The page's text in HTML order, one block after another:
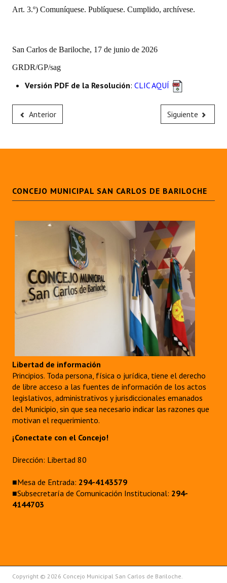
Premio al Mérito - Registro
Mujeres que Dejaron Huellas - Registro
Banca del Vecino - Registro
Bariloche, Municipio intercultural
Entrega de distinciones
REFORMA DE LA CARTA ORGÁNICA
Art. 3.º) Comuníquese. Publíquese. Cumplido, archívese.
San Carlos de Bariloche, 17 de junio de 2026
GRDR/GP/sag
Versión PDF de la Resolución: CLIC AQUÍ
Anterior Siguiente
CONCEJO MUNICIPAL SAN CARLOS DE BARILOCHE
Libertad de información
Principios. Toda persona, física o jurídica, tiene el derecho
de libre acceso a las fuentes de información de los actos
legislativos, administrativos y jurisdiccionales emanados
del Municipio, sin que sea necesario indicar las razones que
motivan el requerimiento.
¡Conectate con el Concejo!
Dirección: Libertad 80
■Mesa de Entrada: 294-4143579
■Subsecretaría de Comunicación Institucional: 294-
4144703
Copyright © 2026 Concejo Municipal San Carlos de Bariloche.